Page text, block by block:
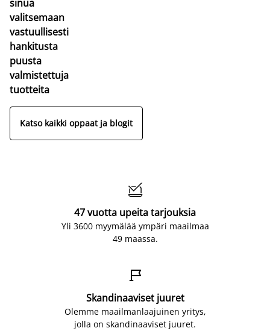
sinua
valitsemaan
vastuullisesti
hankitusta
puusta
valmistettuja
tuotteita
Katso kaikki oppaat ja blogit

47 vuotta upeita tarjouksia
Yli 3600 myymälää ympäri maailmaa
49 maassa.

Skandinaaviset juuret
Olemme maailmanlaajuinen yritys,
jolla on skandinaaviset juuret.